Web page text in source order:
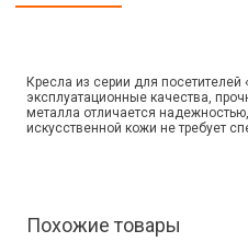
Кресла из серии для
эксплуатационные качества,
металла отличается
искусственной кожи не требует
Похожие товары